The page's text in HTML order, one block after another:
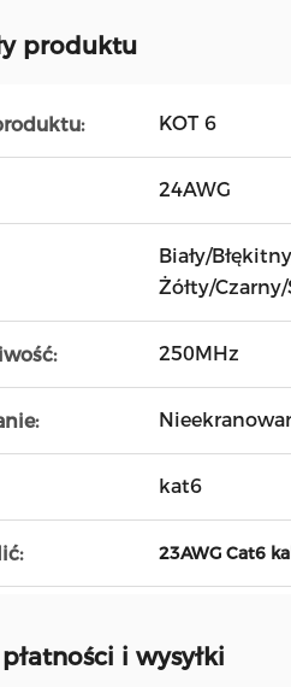
produktu
KOT 6
24AWG
Biały/
Żółty/
250MHz
kat6
23AWG Cat6
i wysyłki